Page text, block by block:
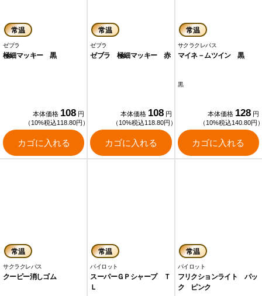
常温
ゼブラ
極細マッキー 黒
本体価格 108 円
（10%税込118.80円）
カゴに入れる
常温
ゼブラ
ゼブラ 極細マッキー 赤
本体価格 108 円
（10%税込118.80円）
カゴに入れる
常温
サクラクレパス
マイネ－ムツイン 黒
黒
本体価格 128 円
（10%税込140.80円
カゴに入れる
常温
サクラクレパス
クーピー消しゴム
常温
パイロット
スーパーＧＰシャープ Ｔ
Ｌ
常温
パイロット
フリクションライト パッ
ク ピンク